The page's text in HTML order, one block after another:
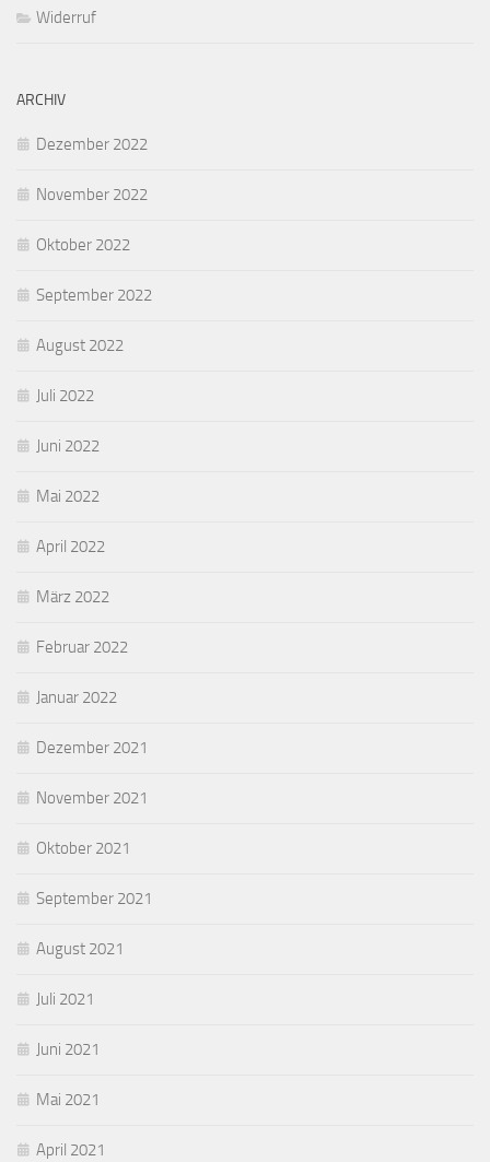
Widerruf
ARCHIV
Dezember 2022
November 2022
Oktober 2022
September 2022
August 2022
Juli 2022
Juni 2022
Mai 2022
April 2022
März 2022
Februar 2022
Januar 2022
Dezember 2021
November 2021
Oktober 2021
September 2021
August 2021
Juli 2021
Juni 2021
Mai 2021
April 2021